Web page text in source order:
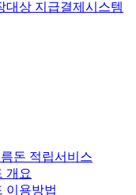
대상 지급결제시스템
돈 적립서비스
개요
이용방법